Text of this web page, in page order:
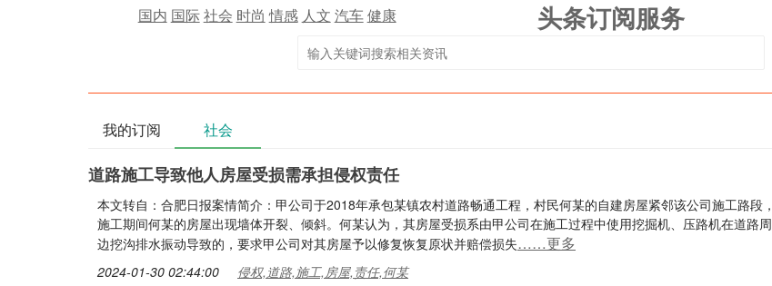
国内 国际社会 时尚 情感 人文 汽车健康 头条订阅服务
我的订阅 社会
道路施工导致他人房屋受损需承担侵权责任
本文转自：合肥日报案情简介：甲公司于2018年承包某镇农村道路畅通工程，村民何某的自建房屋紧邻该公司施工路段，
施工期间何某的房屋出现墙体开裂、倾斜。何某认为，其房屋受损系由甲公司在施工过程中使用挖掘机、压路机在道路周
边挖沟排水振动导致的，要求甲公司对其房屋予以修复恢复原状并赔偿损失……更多
2024-01-30 02:44:00 侵权,道路,施工,房屋,责任,何某